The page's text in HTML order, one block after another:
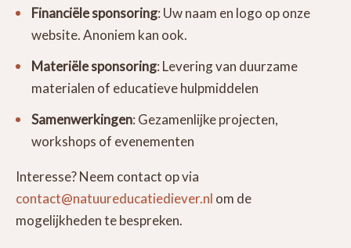
Financiële sponsoring: Uw naam en logo op onze
website. Anoniem kan ook.
Materiële sponsoring: Levering van duurzame
materialen of educatieve hulpmiddelen
Samenwerkingen: Gezamenlijke projecten,
workshops of evenementen
Interesse? Neem contact op via
contact@natuureducatiediever.nl om de
mogelijkheden te bespreken.